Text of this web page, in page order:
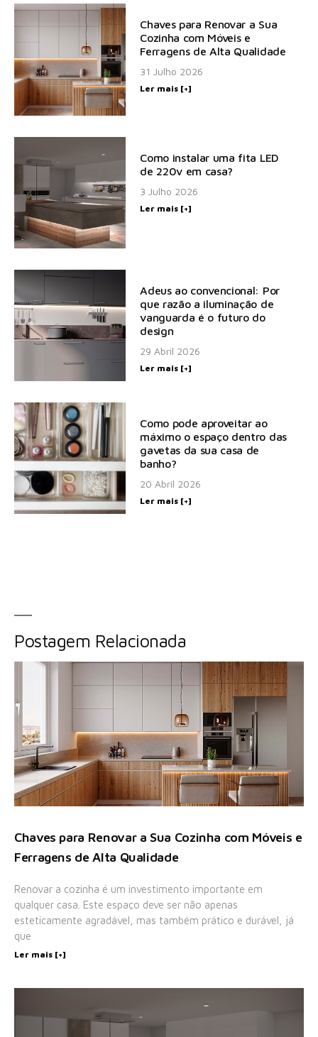
Chaves para Renovar a Sua
Cozinha com Móveis e
Ferragens de Alta Qualidade
31 Julho 2026
Ler mais [+]
Como instalar uma fita LED
de 220v em casa?
3 Julho 2026
Ler mais [+]
Adeus ao convencional: Por
que razão a iluminação de
vanguarda é o futuro do
design
29 Abril 2026
Ler mais [+]
Como pode aproveitar ao
máximo o espaço dentro das
gavetas da sua casa de
banho?
20 Abril 2026
Ler mais [+]
Postagem Relacionada
Chaves para Renovar a Sua Cozinha com Móveis e
Ferragens de Alta Qualidade
Renovar a cozinha é um investimento importante em
qualquer casa. Este espaço deve ser não apenas
esteticamente agradável, mas também prático e durável, já
que
Ler mais [+]